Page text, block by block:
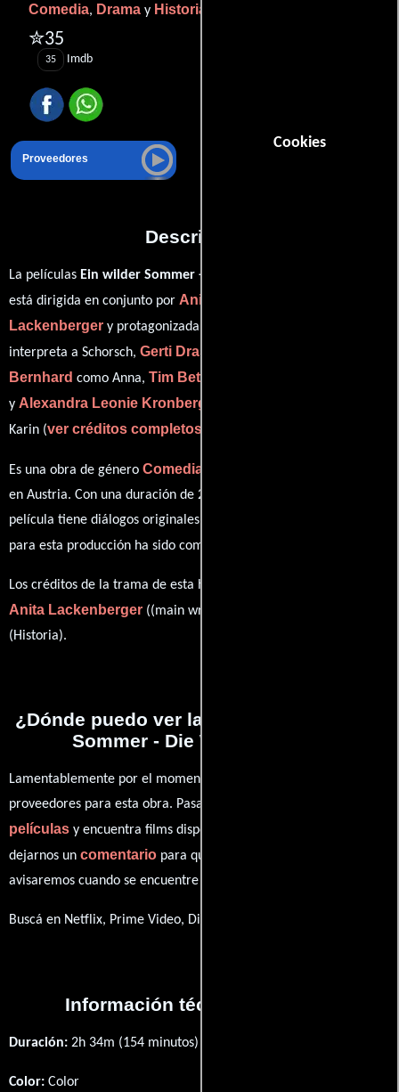
Cookies
Comedia, Drama y Historia
✮35
35 Imdb
Proveedores
Descripción
La películas Ein wilder Sommer - Die Wachausaga
está dirigida en conjunto por Anita Lackenberger
Lackenberger y protagonizada por
interpreta a Schorsch, Gerti Drassl
Bernhard como Anna, Tim Bettermann
y Alexandra Leonie Kronberger
Karin (ver créditos completos
Es una obra de género Comedia
en Austria. Con una duración de 2h 34m (154 minutos), esta
película tiene diálogos originales en
para esta producción ha sido compuesta por
Los créditos de la trama de esta historia están divididos entre
Anita Lackenberger ((main writer)) y
(Historia).
¿Dónde puedo ver la películas Ein wilder
Sommer - Die Wachausaga?
Lamentablemente por el momento no contamos con enlaces a
proveedores para esta obra. Pasa por nuestro catálogo de
películas y encuentra films disponibles. También puedes
dejarnos un comentario para que le demos prioridad y te
avisaremos cuando se encuentre disponible
Buscá en Netflix, Prime Video, Disney+
Información técnica y general
Duración: 2h 34m (154 minutos) .
Color: Color